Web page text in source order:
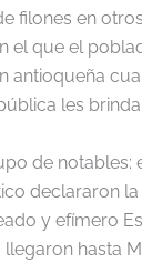
filones en
que el
les
de
declararon
y efímero
hasta